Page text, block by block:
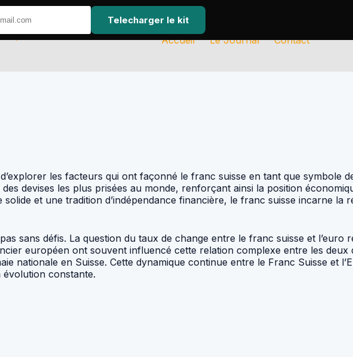
Accueil Le Journal Contact
les facteurs qui ont façonné le franc suisse en tant que symbole
devises les plus prisées au monde, renforçant ainsi la position
et une tradition d’indépendance financière, le franc suisse incarne la
sans défis. La question du taux de change entre le franc suisse et l’euro
européen ont souvent influencé cette relation complexe entre les deux
nationale en Suisse. Cette dynamique continue entre le Franc Suisse et
constante.
Telecharger le kit